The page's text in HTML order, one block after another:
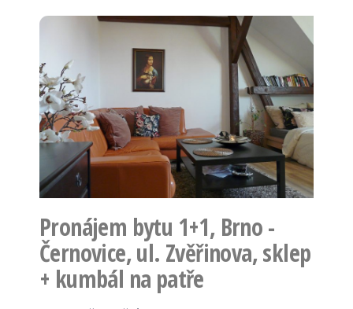
Pronájem bytu 1+1, Brno -
Černovice, ul. Zvěřinova, sklep
+ kumbál na patře